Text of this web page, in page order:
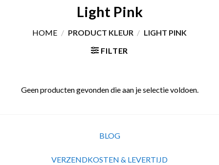
Light Pink
HOME / PRODUCT KLEUR / LIGHT PINK
FILTER
Geen producten gevonden die aan je selectie voldoen.
BLOG
VERZENDKOSTEN & LEVERTIJD